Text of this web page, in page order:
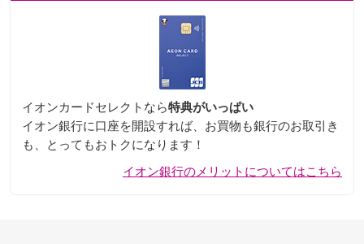
イオンカードセレクトなら特典がいっぱい
イオン銀行に口座を開設すれば、お買物も銀行のお取引き
も、とってもおトクになります！
イオン銀行のメリットについてはこちら